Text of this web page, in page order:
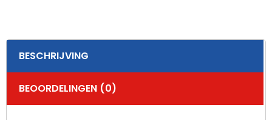
BESCHRIJVING
BEOORDELINGEN (0)